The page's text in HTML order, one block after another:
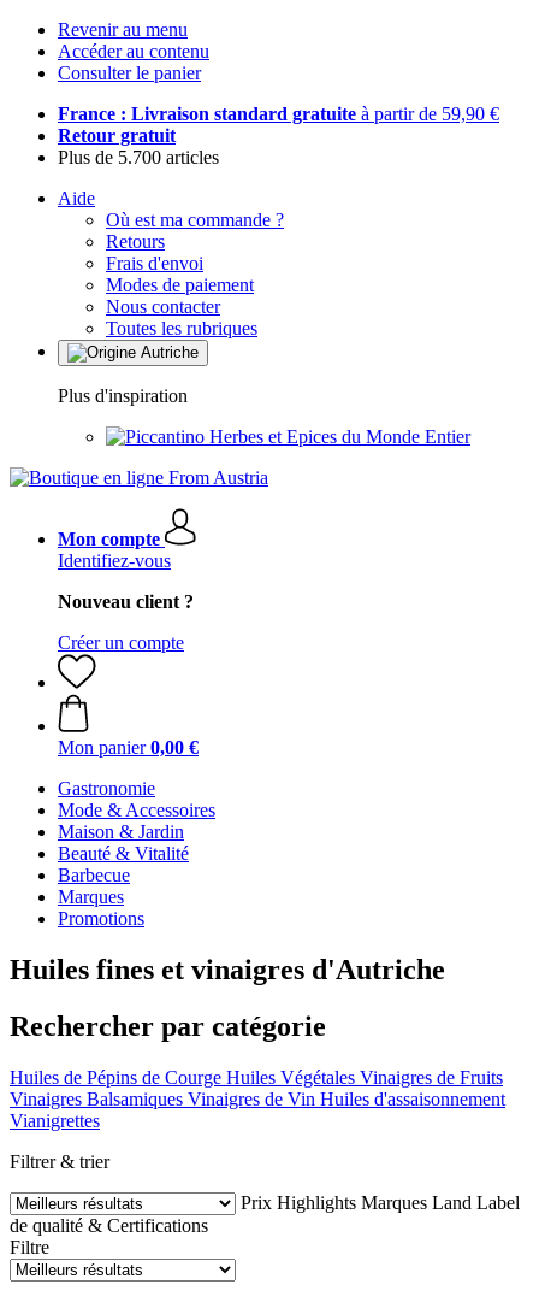
Revenir au menu
Accéder au contenu
Consulter le panier
France : Livraison standard gratuite à partir de 59,90 €
Retour gratuit
Plus de 5.700 articles
Aide
Où est ma commande ?
Retours
Frais d'envoi
Modes de paiement
Nous contacter
Toutes les rubriques
Plus d'inspiration
Herbes et Epices du Monde Entier
Mon compte
Identifiez-vous
Nouveau client ?
Créer un compte
Mon panier 0,00 €
Gastronomie
Mode & Accessoires
Maison & Jardin
Beauté & Vitalité
Barbecue
Marques
Promotions
Huiles fines et vinaigres d'Autriche
Rechercher par catégorie
Huiles de Pépins de Courge Huiles Végétales Vinaigres de Fruits
Vinaigres Balsamiques Vinaigres de Vin Huiles d'assaisonnement
Vianigrettes
Filtrer & trier
Prix Highlights Marques Land Label
de qualité & Certifications
Filtre